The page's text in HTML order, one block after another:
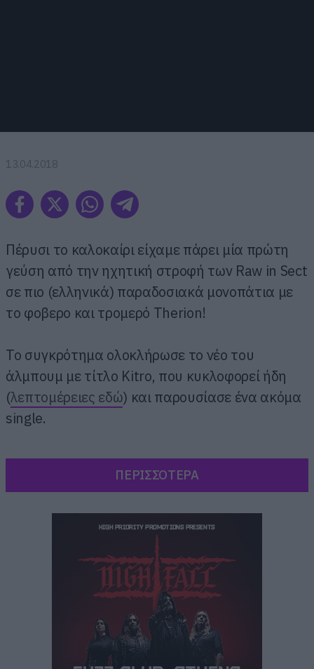
13.04.2018
Πέρυσι το καλοκαίρι είχαμε πάρει μία πρώτη
γεύση από την ηχητική στροφή των Raw in Sect
σε πιο (ελληνικά) παραδοσιακά μονοπάτια με
το φοβερο και τρομερό Therion!
To συγκρότημα ολοκλήρωσε το νέο του
άλμπουμ με τίτλο Kitro, που κυκλοφορεί ήδη
(λεπτομέρειες εδώ) και παρουσίασε ένα ακόμα
single.
ΠΕΡΙΣΣΟΤΕΡΑ